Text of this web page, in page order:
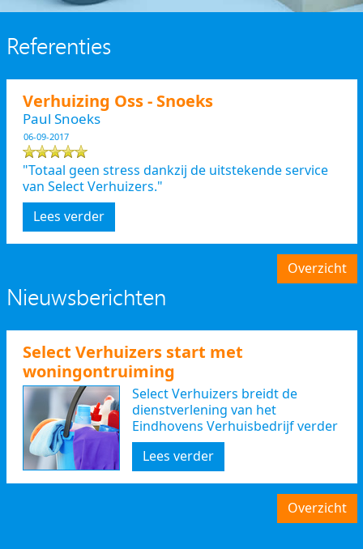
Referenties
Verhuizing Oss - Snoeks
Paul Snoeks
06-09-2017
"Totaal geen stress dankzij de uitstekende service
van Select Verhuizers."
Lees verder
Overzicht
Nieuwsberichten
Select Verhuizers start met
woningontruiming
Select Verhuizers breidt de
dienstverlening van het
Eindhovens Verhuisbedrijf verder
uit
Lees verder
Overzicht